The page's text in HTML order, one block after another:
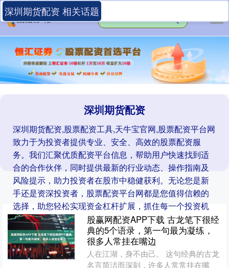
深圳期货配资
深圳期货配资,股票配资工具,天牛宝官网,股票配资平台网
致力于为投资者提供专业、安全、高效的股票配资服
务。我们汇聚优质配资平台信息，帮助用户快速找到适
合的合作伙伴，同时提供最新的行业动态、操作指南及
风险提示，助力投资者在股市中稳健获利。无论您是新
手还是资深投资者，股票配资平台网都是您值得信赖的
选择，助您轻松实现资金杠杆扩展，抓住每一个投资机
遇。
深圳期货配资 相关话题
股赢网配资APP下载 古龙笔下很经
典的5个语录，第一句最为凝练，
很多人常挂在嘴边
人在江湖，身不由己。 这句经典的古龙
名言简洁而深刻，许多人常常挂在嘴